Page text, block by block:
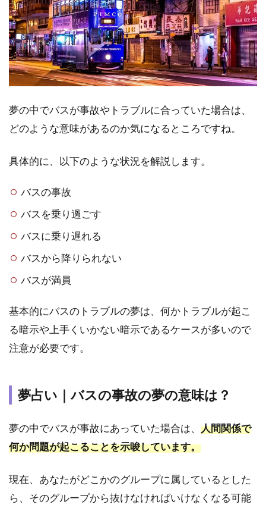
夢の中でバスが事故やトラブルに合っていた場合は、
どのような意味があるのか気になるところですね。
具体的に、以下のような状況を解説します。
バスの事故
バスを乗り過ごす
バスに乗り遅れる
バスから降りられない
バスが満員
基本的にバスのトラブルの夢は、何かトラブルが起こ
る暗示や上手くいかない暗示であるケースが多いので
注意が必要です。
夢占い｜バスの事故の夢の意味は？
夢の中でバスが事故にあっていた場合は、 人間関係で
何か問題が起こることを示唆しています。
現在、あなたがどこかのグループに属しているとした
ら、そのグループから抜けなければいけなくなる可能